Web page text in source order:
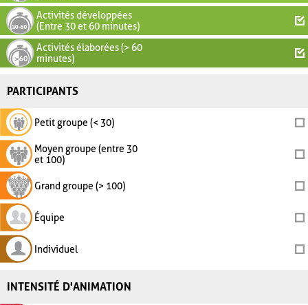
Activités développées
(Entre 30 et 60 minutes)
Activités élaborées (> 60
minutes)
PARTICIPANTS
Petit groupe (< 30)
Moyen groupe (entre 30
et 100)
Grand groupe (> 100)
Équipe
Individuel
INTENSITÉ D'ANIMATION